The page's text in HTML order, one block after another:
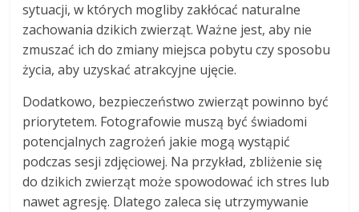
sytuacji, w których mogliby zakłócać naturalne
zachowania dzikich zwierząt. Ważne jest, aby nie
zmuszać ich do zmiany miejsca pobytu czy sposobu
życia, aby uzyskać atrakcyjne ujęcie.
Dodatkowo, bezpieczeństwo zwierząt powinno być
priorytetem. Fotografowie muszą być świadomi
potencjalnych zagrożeń jakie mogą wystąpić
podczas sesji zdjęciowej. Na przykład, zbliżenie się
do dzikich zwierząt może spowodować ich stres lub
nawet agresję. Dlatego zaleca się utrzymywanie